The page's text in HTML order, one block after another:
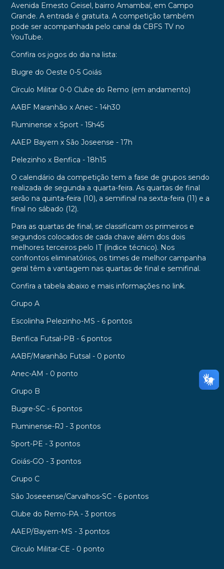
Avenida Ernesto Geisel, bairro Amambaí, em Campo
Grande. A entrada é gratuita. A competição também
pode ser acompanhada pelo canal da CBFS TV no
YouTube.
Confira os jogos do dia na lista:
Bugre do Oeste 0-5 Goiás
Círculo Militar 0-0 Clube do Remo (em andamento)
AABF Maranhão x Anec - 14h30
Fluminense x Sport - 15h45
AAEP Bayern x São Joseense - 17h
Pelezinho x Benfica - 18h15
O calendário da competição tem a fase de grupos sendo
realizada de segunda a quarta-feira. As quartas de final
serão na quinta-feira (10), a semifinal na sexta-feira (11) e a
final no sábado (12).
Para as quartas de final, se classificam os primeiros e
segundos colocados de cada chave além dos dois
melhores terceiros pelo IT (índice técnico). Nos
confrontos eliminatórios, os times de melhor campanha
geral têm a vantagem nas quartas de final e semifinal.
Confira a tabela abaixo e mais informações no link.
Grupo A
Escolinha Pelezinho-MS - 6 pontos
Benfica Futsal-PB - 6 pontos
AABF/Maranhão Futsal - 0 ponto
Anec-AM - 0 ponto
Grupo B
Bugre-SC - 6 pontos
Fluminense-RJ - 3 pontos
Sport-PE - 3 pontos
Goiás-GO - 3 pontos
Grupo C
São Joseeense/Carvalhos-SC - 6 pontos
Clube do Remo-PA - 3 pontos
AAEP/Bayern-MS - 3 pontos
Círculo Militar-CE - 0 ponto